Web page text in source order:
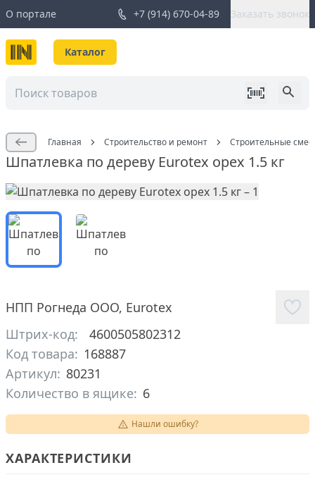
О портале +7 (914) 670-04-89 Заказать звонок
Каталог
Главная Строительство и ремонт Строительные
Шпатлевка по дереву Eurotex орех 1.5 кг
НПП Рогнеда ООО, Eurotex
Штрих-код:
4600505802312
Код товара: 168887
Артикул: 80231
Количество в ящике: 6
Нашли ошибку?
ХАРАКТЕРИСТИКИ